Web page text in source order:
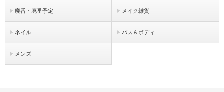
廃番・廃番予定 メイク雑貨
ネイル バス＆ボディ
メンズ